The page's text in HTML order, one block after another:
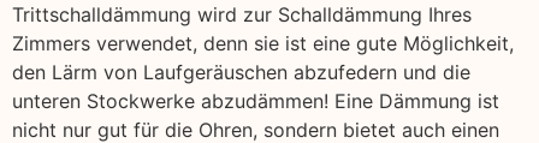
Trittschalldämmung wird zur Schalldämmung Ihres
Zimmers verwendet, denn sie ist eine gute Möglichkeit,
den Lärm von Laufgeräuschen abzufedern und die
unteren Stockwerke abzudämmen! Eine Dämmung ist
nicht nur gut für die Ohren, sondern bietet auch einen